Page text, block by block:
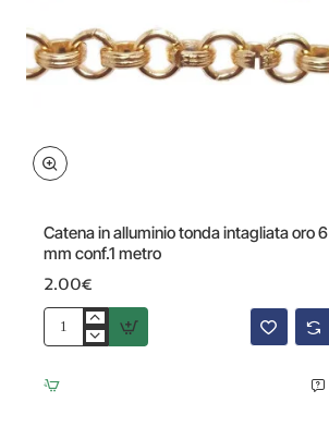
Catena in alluminio tonda intagliata oro 6
mm conf.1 metro
2.00€
Catena
alluminio
tonda